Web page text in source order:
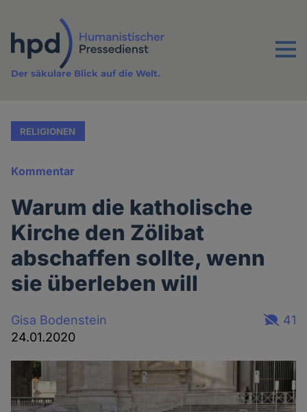
Inhalt
Menu
Der säkulare Blick auf die Welt.
RELIGIONEN
Kommentar
Warum die katholische
Kirche den Zölibat
abschaffen sollte, wenn
sie überleben will
Gisa Bodenstein
24.01.2020
41